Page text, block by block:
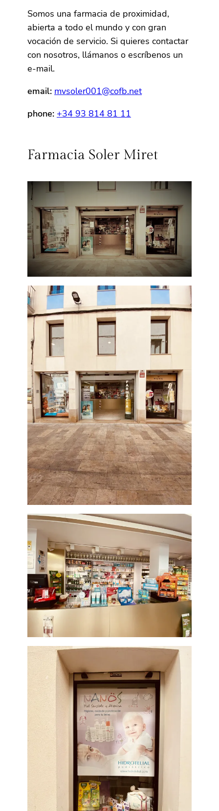
Somos una farmacia de proximidad,
abierta a todo el mundo y con gran
vocación de servicio. Si quieres contactar
con nosotros, llámanos o escríbenos un
e-mail.
email: mvsoler001@cofb.net
phone: +34 93 814 81 11
Farmacia Soler Miret